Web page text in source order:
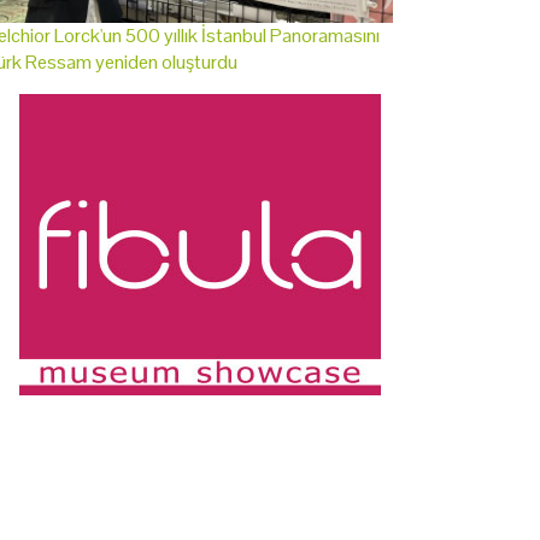
Lorck'un 500 yıllık İstanbul Panoramasını
Ressam yeniden oluşturdu